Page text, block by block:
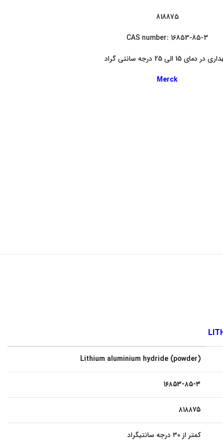
818875
CAS number: 16853-85-3
در دمای 15 الی 25 درجه سانتی گراد
Merck
Lithium aluminium hydride (powder)
۱۶۸۵۳-۸۵-۳
۸۱۸۸۷۵
کمتر از ۳۰ درجه سانتیگراد